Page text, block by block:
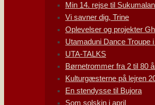
Min 14. rejse til
Vi savner dig, Trine
Oplevelser og projekter
Utamaduni Dance Troupe
UTA-TALKS
Børnetrommer fra 2 til 80
Kulturgæsterne på lejren
En stendysse til Bujora
Som solskin i april